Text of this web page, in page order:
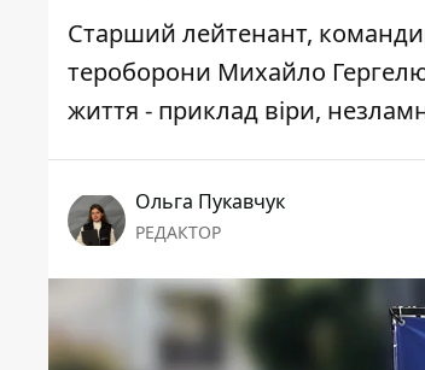
Старший лейтенант,
тероборони Михайло
життя - приклад віри,
Ольга Пукавчук
РЕДАКТОР